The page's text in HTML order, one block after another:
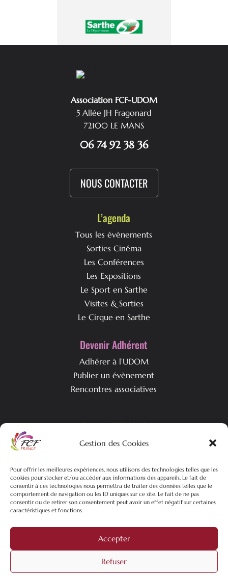
Gestion des Cookies
Pour offrir les meilleures expériences, nous utilisons des technologies telles que les
cookies pour stocker et/ou accéder aux informations des appareils. Le fait de
consentir à ces technologies nous permettra de traiter des données telles que le
comportement de navigation ou les ID uniques sur ce site. Le fait de ne pas
consentir ou de retirer son consentement peut avoir un effet négatif sur certaines
caractéristiques et fonctions.
Accepter
Refuser
Association FCF-UDOM
5 Allée JH Fragonard
72100 LE MANS
06 74 92 38 36
NOUS CONTACTER
L’agenda
Tous les évènements
Sorties Cinéma
Les Conférences
Les Expositions
Le Sport en Sarthe
Visites & Sorties
Le Cirque en Sarthe
Devenir Adhérent
Adhérer à l’UDOM
Publier un évènement
Rencontres associatives
Qui est l’UDOM ?
L’association & ses objectifs
Nos actualités
©2026 FCF-UDOM – Tous droits réservés | Plan du site |
Légales| Politique de confidentialités |Création site webPure
filiale dugroupe Mixtrio